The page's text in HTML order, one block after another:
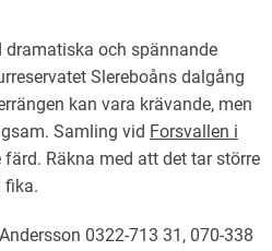
dramatiska och spännande
Slereboåns dalgång
kan vara krävande, men
Samling vid Forsvallen i
Räkna med att det tar större
fika.
0322-713 31, 070-338